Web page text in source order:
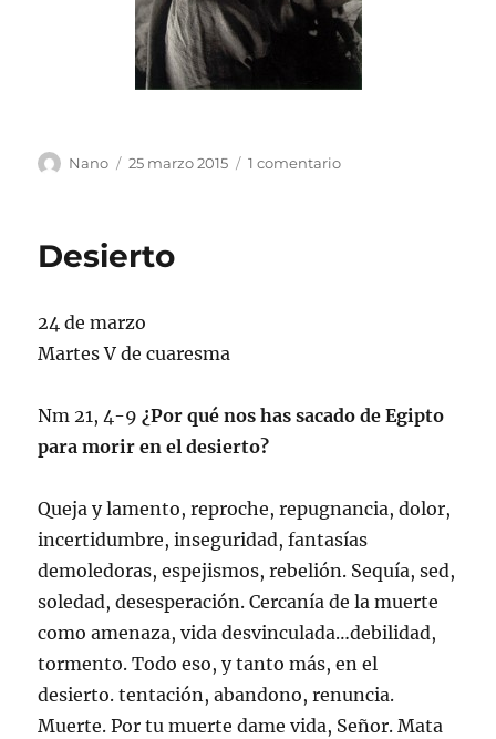
Autor
Nano
Publicado
25 marzo 2015 1 comentarioen
Desierto
24 de marzo
Martes V de cuaresma
Nm 21, 4-9¿Por qué nos has sacado de Egipto
para morir en el desierto?
Queja y lamento, reproche, repugnancia, dolor,
incertidumbre, inseguridad, fantasías
demoledoras, espejismos, rebelión. Sequía, sed,
soledad, desesperación. Cercanía de la muerte
como amenaza, vida desvinculada…debilidad,
tormento. Todo eso, y tanto más, en el
desierto. tentación, abandono, renuncia.
Muerte. Por tu muerte dame vida, Señor. Mata